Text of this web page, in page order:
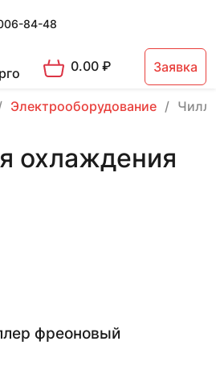
84-48
0.00₽ Заявка
Электрооборудование
охлаждения
фреоновый